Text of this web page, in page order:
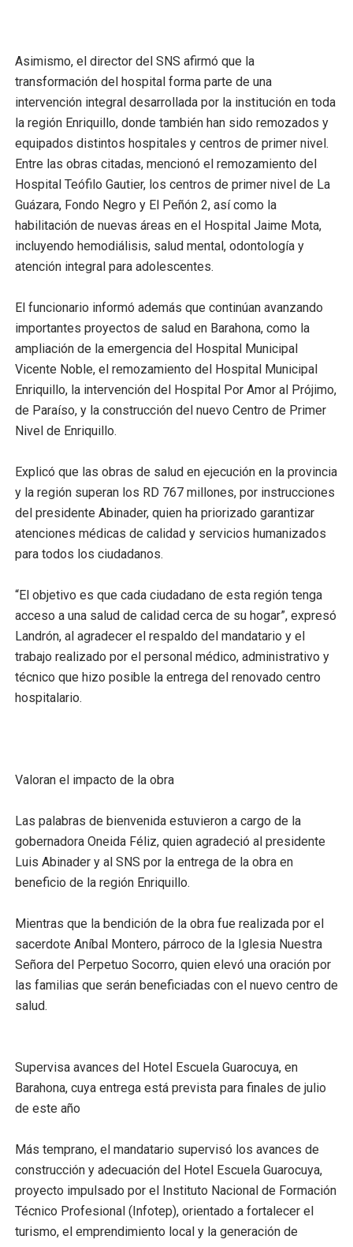
Asimismo, el director del SNS afirmó que la
transformación del hospital forma parte de una
intervención integral desarrollada por la institución en toda
la región Enriquillo, donde también han sido remozados y
equipados distintos hospitales y centros de primer nivel.
Entre las obras citadas, mencionó el remozamiento del
Hospital Teófilo Gautier, los centros de primer nivel de La
Guázara, Fondo Negro y El Peñón 2, así como la
habilitación de nuevas áreas en el Hospital Jaime Mota,
incluyendo hemodiálisis, salud mental, odontología y
atención integral para adolescentes.
El funcionario informó además que continúan avanzando
importantes proyectos de salud en Barahona, como la
ampliación de la emergencia del Hospital Municipal
Vicente Noble, el remozamiento del Hospital Municipal
Enriquillo, la intervención del Hospital Por Amor al Prójimo,
de Paraíso, y la construcción del nuevo Centro de Primer
Nivel de Enriquillo.
Explicó que las obras de salud en ejecución en la provincia
y la región superan los RD 767 millones, por instrucciones
del presidente Abinader, quien ha priorizado garantizar
atenciones médicas de calidad y servicios humanizados
para todos los ciudadanos.
“El objetivo es que cada ciudadano de esta región tenga
acceso a una salud de calidad cerca de su hogar”, expresó
Landrón, al agradecer el respaldo del mandatario y el
trabajo realizado por el personal médico, administrativo y
técnico que hizo posible la entrega del renovado centro
hospitalario.
Valoran el impacto de la obra
Las palabras de bienvenida estuvieron a cargo de la
gobernadora Oneida Féliz, quien agradeció al presidente
Luis Abinader y al SNS por la entrega de la obra en
beneficio de la región Enriquillo.
Mientras que la bendición de la obra fue realizada por el
sacerdote Aníbal Montero, párroco de la Iglesia Nuestra
Señora del Perpetuo Socorro, quien elevó una oración por
las familias que serán beneficiadas con el nuevo centro de
salud.
Supervisa avances del Hotel Escuela Guarocuya, en
Barahona, cuya entrega está prevista para finales de julio
de este año
Más temprano, el mandatario supervisó los avances de
construcción y adecuación del Hotel Escuela Guarocuya,
proyecto impulsado por el Instituto Nacional de Formación
Técnico Profesional (Infotep), orientado a fortalecer el
turismo, el emprendimiento local y la generación de